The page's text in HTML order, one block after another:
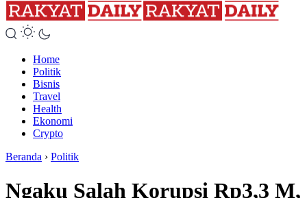
Home
Politik
Bisnis
Travel
Health
Ekonomi
Crypto
Beranda › Politik
Ngaku Salah Korupsi Rp3,3 M,